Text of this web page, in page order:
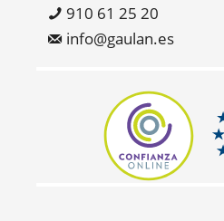
910 61 25 20
info@gaulan.es